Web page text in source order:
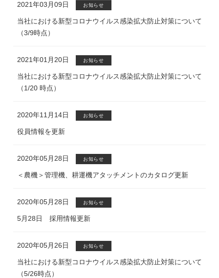
2021年03月09日 お知らせ
当社における新型コロナウイルス感染拡大防止対策について
（3/9時点）
2021年01月20日 お知らせ
当社における新型コロナウイルス感染拡大防止対策について
（1/20 時点）
2020年11月14日 お知らせ
役員情報を更新
2020年05月28日 お知らせ
＜農機＞管理機、耕運機アタッチメントのカタログ更新
2020年05月28日 お知らせ
5月28日 採用情報更新
2020年05月26日 お知らせ
当社における新型コロナウイルス感染拡大防止対策について
（5/26時点）